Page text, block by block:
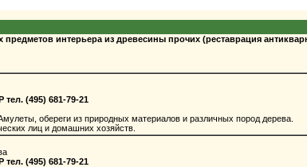
предметов интерьера из древесины прочих (реставрация
(495) 681-79-21
обереги из природных материалов и различных пород дерева.
лиц и домашних хозяйств.
(495) 681-79-21